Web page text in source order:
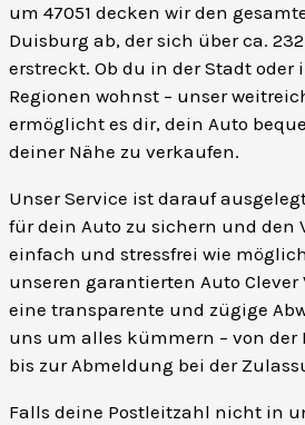
um 47051 decken wir den
Duisburg ab, der sich über ca.
erstreckt. Ob du in der Stadt
Regionen wohnst – unser
ermöglicht es dir, dein Auto
deiner Nähe zu verkaufen.
Unser Service ist darauf
für dein Auto zu sichern und den
einfach und stressfrei wie
unseren garantierten Auto Clever
eine transparente und zügige
uns um alles kümmern – von der
bis zur Abmeldung bei der
Falls deine Postleitzahl nicht in